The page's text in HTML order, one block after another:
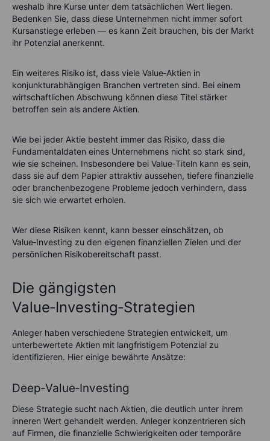
weshalb ihre Kurse unter dem tatsächlichen Wert liegen.
Bedenken Sie, dass diese Unternehmen nicht immer sofort
Kursanstiege erleben — es kann Zeit brauchen, bis der Markt
ihr Potenzial anerkennt.
Ein weiteres Risiko ist, dass viele Value‑Aktien in
konjunkturabhängigen Branchen vertreten sind. Bei einem
wirtschaftlichen Abschwung können diese Titel stärker
betroffen sein als andere Aktien.
Wie bei jeder Aktie besteht immer das Risiko, dass die
Fundamentaldaten eines Unternehmens nicht so stark sind,
wie sie scheinen. Insbesondere bei Value‑Titeln kann es sein,
dass sie auf dem Papier attraktiv aussehen, tiefere finanzielle
oder branchenbezogene Probleme jedoch verhindern, dass
sie sich wie erwartet erholen.
Wer diese Risiken kennt, kann besser einschätzen, ob
Value‑Investing zu den eigenen finanziellen Zielen und der
persönlichen Risikobereitschaft passt.
Die gängigsten
Value‑Investing‑Strategien
Anleger haben verschiedene Strategien entwickelt, um
unterbewertete Aktien mit langfristigem Potenzial zu
identifizieren. Hier einige bewährte Ansätze:
Deep‑Value‑Investing
Diese Strategie sucht nach Aktien, die deutlich unter ihrem
inneren Wert gehandelt werden. Anleger konzentrieren sich
auf Firmen, die finanzielle Schwierigkeiten oder temporäre